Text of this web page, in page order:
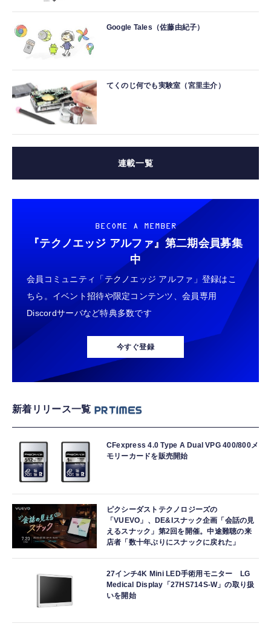
Google Tales（佐藤由紀子）
てくのじ何でも実験室（宮里圭介）
連載一覧
BECOME A MEMBER
『テクノエッジ アルファ』 第二期会員募集
中
会員コミュニティ「テクノエッジ アルファ」登録はこ
ちら。イベント招待や限定コンテンツ、会員専用
Discordサーバなど特典多数です
今すぐ登録
新着リリース一覧
CFexpress 4.0 Type A Dual VPG 400/800メ
モリーカードを販売開始
ピクシーダストテクノロジーズの
「VUEVO」、DE&Iスナック企画「会話の見
えるスナック」第2回を開催。中途難聴の来
店者「数十年ぶりにスナックに戻れた」
27インチ4K Mini LED手術用モニター LG
Medical Display「27HS714S-W」の取り扱
いを開始